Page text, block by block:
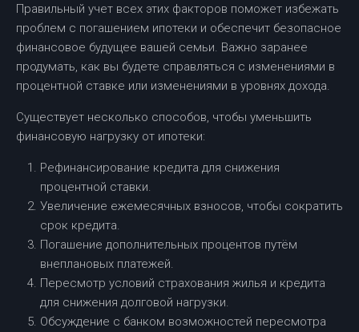
Правильный учет всех этих факторов поможет избежать
проблем с погашением ипотеки и обеспечит безопасное
финансовое будущее вашей семьи. Важно заранее
продумать, как вы будете справляться с изменениями в
процентной ставке или изменениями в уровнях дохода.
Существует несколько способов, чтобы уменьшить
финансовую нагрузку от ипотеки:
Рефинансирование кредита для снижения
процентной ставки.
Увеличение ежемесячных взносов, чтобы сократить
срок кредита.
Погашение дополнительных процентов путём
внеплановых платежей.
Пересмотр условий страхования жилья и кредита
для снижения долговой нагрузки.
Обсуждение с банком возможностей пересмотра